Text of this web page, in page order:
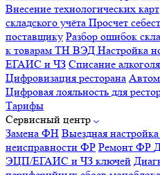
Внесение технологических карт
складского учёта Просчет
поставщику Разбор ошибок
к товарам ТН ВЭД Настройка
ЕГАИС и ЧЗ Списание
Цифровизация ресторана
Цифровая лояльность для
Тарифы
Сервисный центр
Замена ФН Выездная
неисправности ФР Ремонт ФР
ЭЦП/ЕГАИС и ЧЗ ключей